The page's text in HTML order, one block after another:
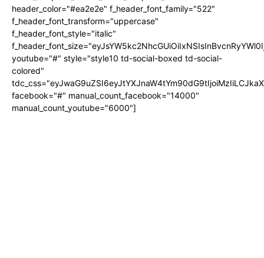
header_color="#ea2e2e" f_header_font_family="522"
f_header_font_transform="uppercase"
f_header_font_style="italic"
youtube="#" style="style10 td-social-boxed td-social-
colored"
facebook="#" manual_count_facebook="14000"
manual_count_youtube="6000"]